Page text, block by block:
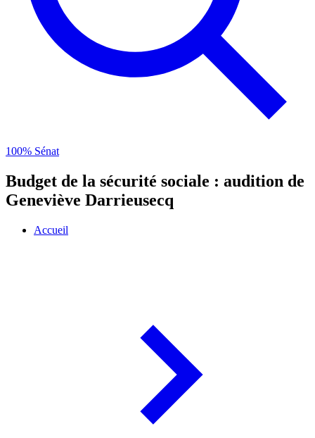
100% Sénat
Budget de la sécurité sociale : audition de
Geneviève Darrieusecq
Accueil